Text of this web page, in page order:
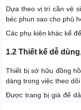
Dựa theo vị trí cần vệ
béc phun sao cho phù
Các phụ kiện khác kể
1.2 Thiết kế dễ
Thiết bị sở hữu đồng
dàng trong việc theo dõi
Được trang bị giá để